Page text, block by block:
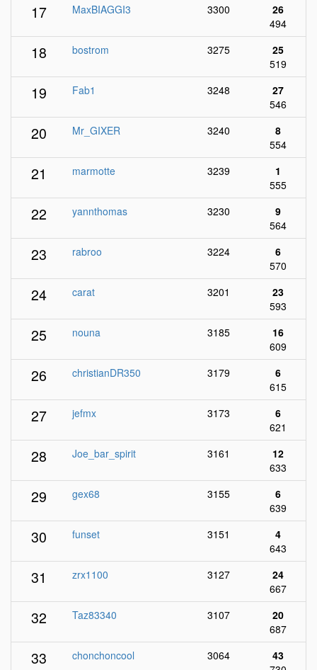
17 MaxBIAGGI3 3300
26
494
18 bostrom 3275
25
519
19 Fab1 3248
27
546
20 Mr_GIXER 3240
8
554
21 marmotte 3239
1
555
22 yannthomas 3230
9
564
23 rabroo 3224
6
570
24 carat 3201
23
593
25 nouna 3185
16
609
26 christianDR350 3179
6
615
27 jefmx 3173
6
621
28 Joe_bar_spirit 3161
12
633
29 gex68 3155
6
639
30 funset 3151
4
643
31 zrx1100 3127
24
667
32 Taz83340 3107
20
687
33 chonchoncool 3064
43